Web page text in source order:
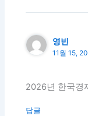
영빈
11월 15,
2026년 한국경
답글